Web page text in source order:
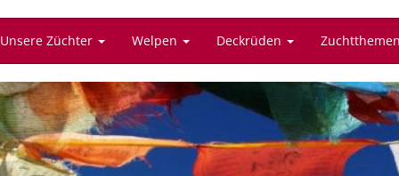
Unsere Züchter Welpen Deckrüden